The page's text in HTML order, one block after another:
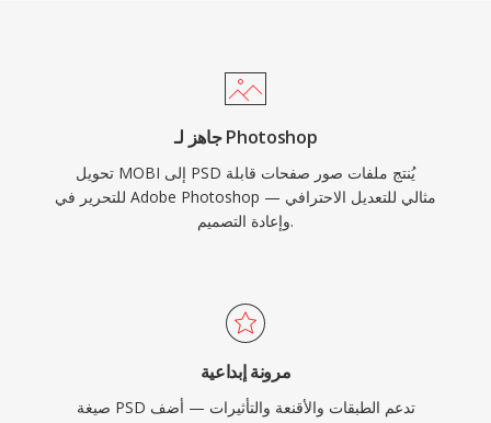
جاهز لـ Photoshop
تحويل MOBI إلى PSD يُنتج ملفات صور صفحات قابلة
للتحرير في Adobe Photoshop — مثالي للتعديل الاحترافي
وإعادة التصميم.
مرونة إبداعية
صيغة PSD تدعم الطبقات والأقنعة والتأثيرات — أضف